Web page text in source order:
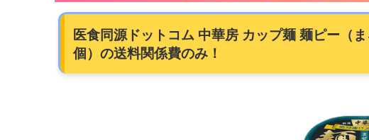
医食同源ドットコム 中華房 カップ麺 麺ピー（
個）の送料関係費のみ！